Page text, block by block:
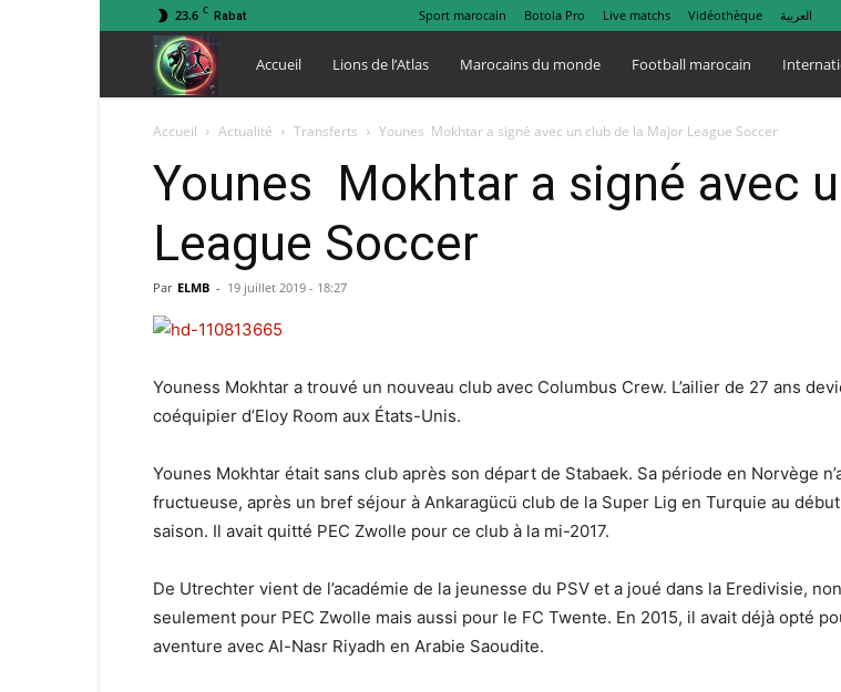
23.6 C Rabat Sport marocain Botola Pro Live matchs Vidéothèque العربية
Lions
de
l
Atlas
Accueil Lions de l’Atlas Marocains du monde Football marocain
Accueil Actualité Transferts Younes Mokhtar a signé avec un club de la Major League Soccer
Younes Mokhtar a signé avec
League Soccer
Par ELMB - 19 juillet 2019 - 18:27
Youness Mokhtar a trouvé un nouveau club avec Columbus Crew. L’ailier de 27 ans
coéquipier d’Eloy Room aux États-Unis.
Younes Mokhtar était sans club après son départ de Stabaek. Sa période en Norvège
fructueuse, après un bref séjour à Ankaragücü club de la Super Lig en Turquie au
saison. Il avait quitté PEC Zwolle pour ce club à la mi-2017.
De Utrechter vient de l’académie de la jeunesse du PSV et a joué dans la Eredivisie, non
seulement pour PEC Zwolle mais aussi pour le FC Twente. En 2015, il avait déjà opté
aventure avec Al-Nasr Riyadh en Arabie Saoudite.